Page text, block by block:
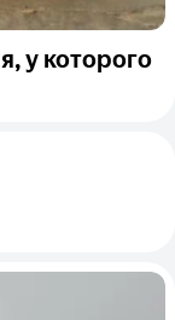
у которого